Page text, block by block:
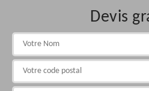
Devis